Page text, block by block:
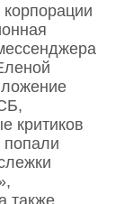
критиков
попали
также